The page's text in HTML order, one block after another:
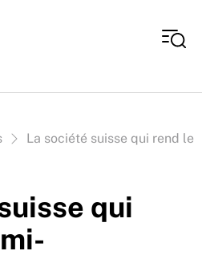
La société suisse qui rend
qui